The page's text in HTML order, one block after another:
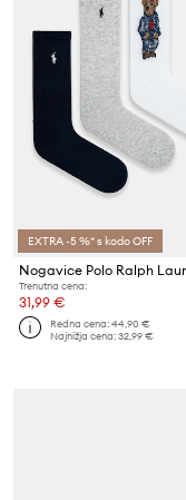
EXTRA -5 %* s kodo OFF
Trenutna cena:
31,99 €
Redna cena:44,90 €
Najnižja cena:32,99 €